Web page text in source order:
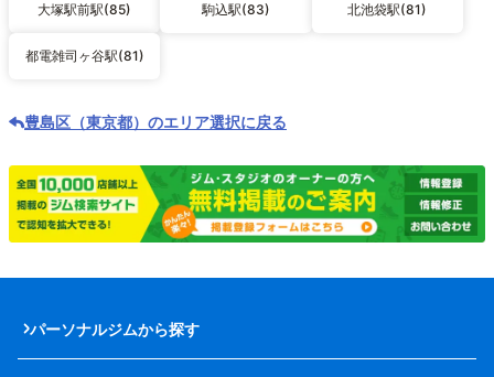
大塚駅前駅(85) 駒込駅(83) 北池袋駅(81)
都電雑司ヶ谷駅(81)
豊島区（東京都）のエリア選択に戻る
パーソナルジムから探す